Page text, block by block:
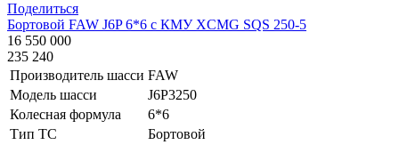
Поделиться
Бортовой FAW J6P 6*6 с КМУ XCMG SQS 250-5
16 550 000
235 240
Производитель шасси FAW
Модель шасси
J6P3250
Колесная формула
6*6
Тип ТС
Бортовой